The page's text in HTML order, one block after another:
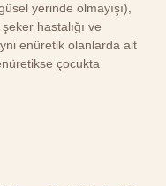
yerinde olmayışı),
hastalığı ve
enüretik olanlarda alt
çocukta